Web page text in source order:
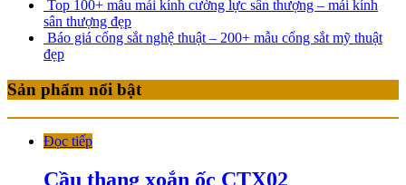
Top 100+ mẫu mái kính cường lực sân thượng – mái kính
sân thượng đẹp
Báo giá cổng sắt nghệ thuật – 200+ mẫu cổng sắt mỹ thuật
đẹp
Sản phẩm nổi bật
Đọc tiếp
Cầu thang xoắn ốc CTX02